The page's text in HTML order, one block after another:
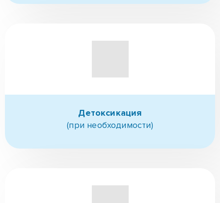
Детоксикация
(при необходимости)